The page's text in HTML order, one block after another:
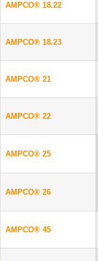
AMPCO® 18.22
AMPCO® 18.23
AMPCO® 21
AMPCO® 22
AMPCO® 25
AMPCO® 26
AMPCO® 45